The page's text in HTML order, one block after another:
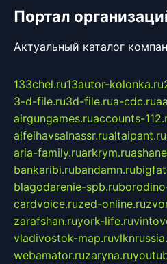
Портал
Актуальный каталог
133chel.ru13autor-kolonka.ru
3-d-file.ru3d-file.rua-cdc.ru
airgungames.ruaccounts-
alfeihavsalnassr.rualtaipant.ru
aria-family.ruarkrym.ru
bankaribi.rubandamn.ru
blagodarenie-spb.ru
cardvoice.ruzed-online.ru
zarafshan.ruyork-life.ru
vladivostok-map.ru
webamator.ruzaryna.ru